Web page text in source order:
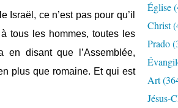
ce n’est pas pour qu’il
tous les hommes, toutes les
en disant que l’Assemblée,
plus que romaine. Et qui est
Église
Christ
Prado
Art
Jésus-